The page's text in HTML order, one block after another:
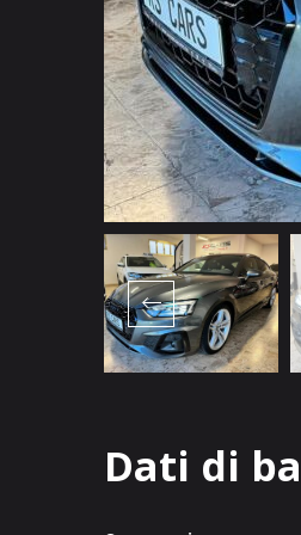
Dati di